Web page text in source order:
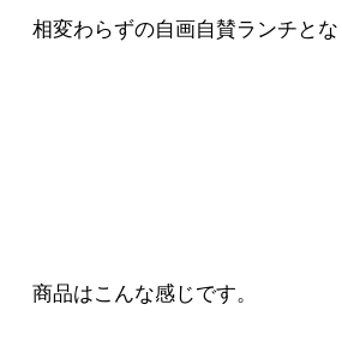
相変わらずの自画自賛ランチとな
商品はこんな感じです。